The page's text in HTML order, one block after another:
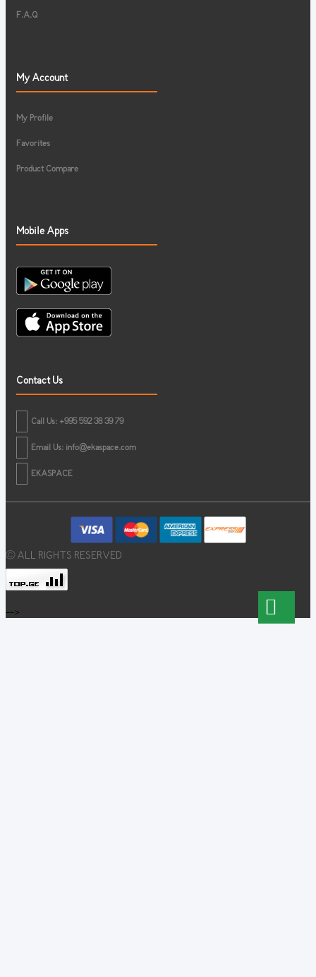
F.A.Q
My Account
My Profile
Favorites
Product Compare
Mobile Apps
Contact Us
Call Us: +995 592 38 39 79
Email Us: info@ekaspace.com
EKASPACE
© ALL RIGHTS RESERVED
-->